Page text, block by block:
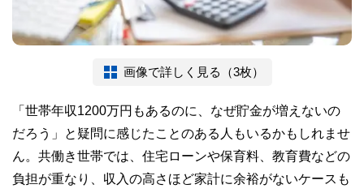
画像で詳しく見る（3枚）
「世帯年収1200万円もあるのに、なぜ貯金が増えないの
だろう」と疑問に感じたことのある人もいるかもしれませ
ん。共働き世帯では、住宅ローンや保育料、教育費などの
負担が重なり、収入の高さほど家計に余裕がないケースも